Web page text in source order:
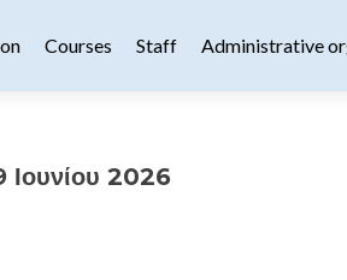
Courses Staff Administrative
2026